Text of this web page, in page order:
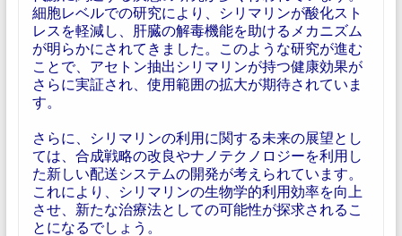
細胞レベルでの研究により、シリマリンが酸化スト
レスを軽減し、肝臓の解毒機能を助けるメカニズム
が明らかにされてきました。このような研究が進む
ことで、アセトン抽出シリマリンが持つ健康効果が
さらに実証され、使用範囲の拡大が期待されていま
す。
さらに、シリマリンの利用に関する未来の展望とし
ては、合成戦略の改良やナノテクノロジーを利用し
た新しい配送システムの開発が考えられています。
これにより、シリマリンの生物学的利用効率を向上
させ、新たな治療法としての可能性が探求されるこ
とになるでしょう。